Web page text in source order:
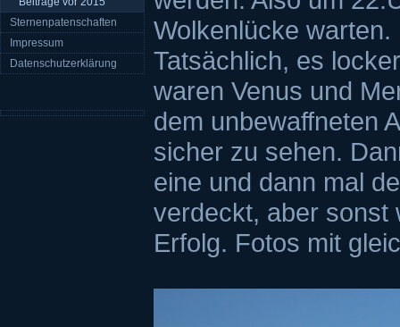
Sternenpatenschaften
Impressum
Datenschutzerklärung
Wolkenlücke
Tatsächlich, es
waren Venus und
dem unbewaffneten
sicher zu sehen.
eine und dann mal
verdeckt, aber sonst
Erfolg. Fotos mit